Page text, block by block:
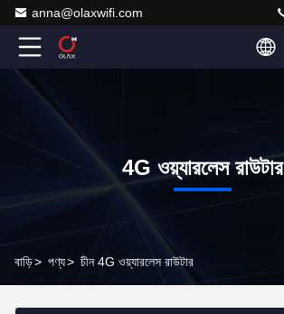
anna@olaxwifi.com
4G ওয়্যারলেস রাউটার
বাড়ি> পণ্য> চীন 4G ওয়্যারলেস রাউটার